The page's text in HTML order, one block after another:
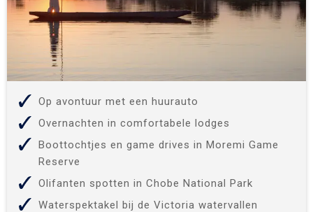
Op avontuur met een huurauto
Overnachten in comfortabele lodges
Boottochtjes en game drives in Moremi Game
Reserve
Olifanten spotten in Chobe National Park
Waterspektakel bij de Victoria watervallen